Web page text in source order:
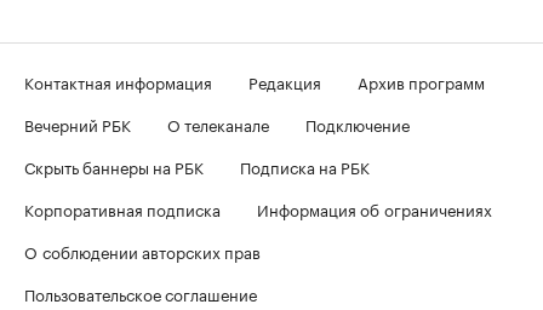
Контактная информация Редакция
Архив программ
Вечерний РБК
О телеканале
Подключение
Скрыть баннеры на РБК
Подписка на РБК
Корпоративная подписка
Информация об ограничениях
О соблюдении авторских прав
Пользовательское соглашение